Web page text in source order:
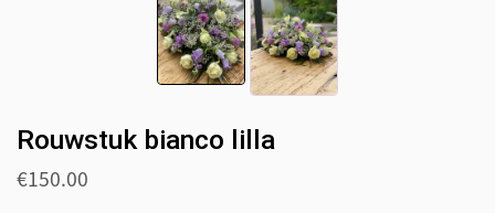
Rouwstuk bianco lilla
€150.00